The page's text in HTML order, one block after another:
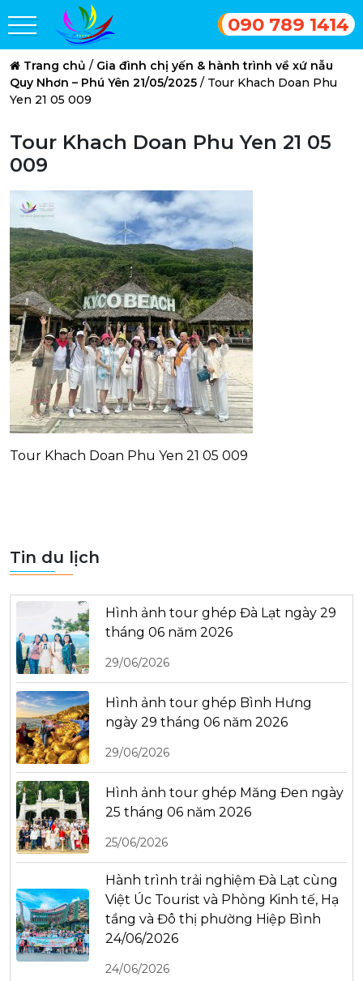
090 789 1414
Trang chủ / Gia đình chị yến & hành trình về xứ nẫu
Quy Nhơn – Phú Yên 21/05/2025 / Tour Khach Doan Phu
Yen 21 05 009
Tour Khach Doan Phu Yen 21 05
009
Tour Khach Doan Phu Yen 21 05 009
Tin du lịch
Hình ảnh tour ghép Đà Lạt ngày 29
tháng 06 năm 2026
29/06/2026
Hình ảnh tour ghép Bình Hưng
ngày 29 tháng 06 năm 2026
29/06/2026
Hình ảnh tour ghép Măng Đen ngày
25 tháng 06 năm 2026
25/06/2026
Hành trình trải nghiệm Đà Lạt cùng
Việt Úc Tourist và Phòng Kinh tế, Hạ
tầng và Đô thị phường Hiệp Bình
24/06/2026
24/06/2026